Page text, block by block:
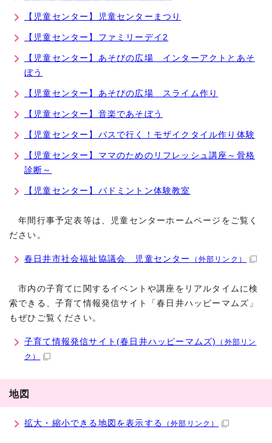
【児童センター】児童センターまつり
【児童センター】ファミリーデイ2
【児童センター】あそびの広場 インターアクトとあそ
ぼう
【児童センター】あそびの広場 スライム作り
【児童センター】音楽であそぼう
【児童センター】バスで行く！モザイクタイル作り体験
【児童センター】ママのためのリフレッシュ講座～骨格
診断～
【児童センター】バドミントン体験教室
年間行事予定表等は、児童センターホームページをご覧く
ださい。
春日井市社会福祉協議会 児童センター （外部リンク）
市内の子育てに関するイベントや講座をリアルタイムに検
索できる、子育て情報発信サイト「春日井ハッピーマムズ」
もぜひご覧ください。
子育て情報発信サイト(春日井ハッピーマムズ)
（外部リン
ク）
地図
拡大・縮小できる地図を表示する （外部リンク）